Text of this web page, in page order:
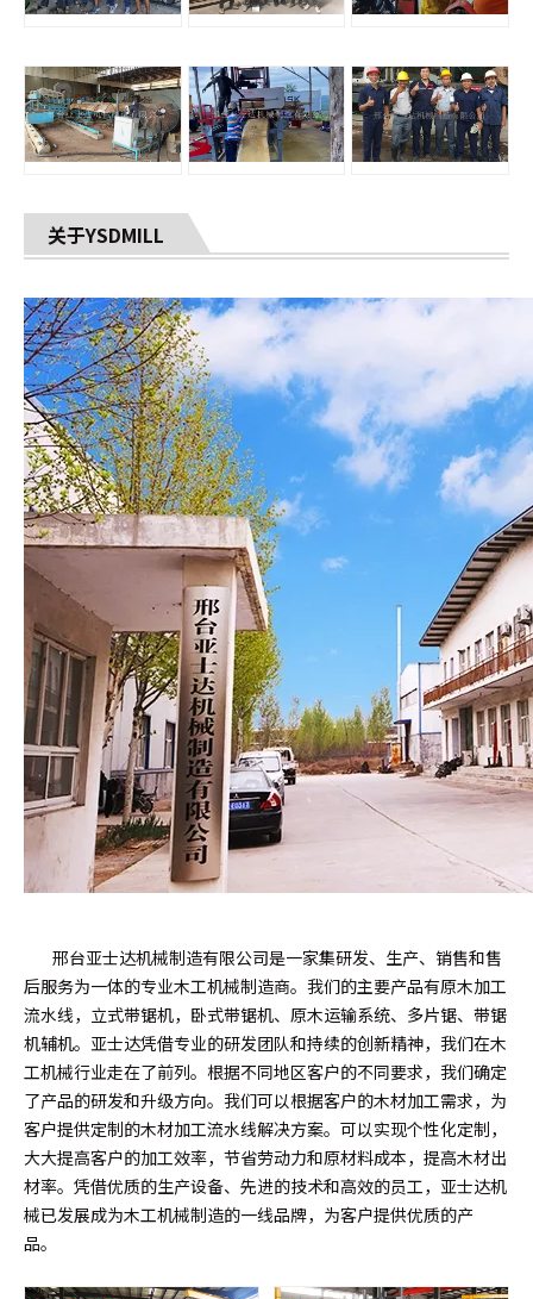
关于YSDMILL
邢台亚士达机械制造有限公司是一家集研发、生产、销售和售
后服务为一体的专业木工机械制造商。我们的主要产品有原木加工
流水线，立式带锯机，卧式带锯机、原木运输系统、多片锯、带锯
机辅机。亚士达凭借专业的研发团队和持续的创新精神，我们在木
工机械行业走在了前列。根据不同地区客户的不同要求，我们确定
了产品的研发和升级方向。我们可以根据客户的木材加工需求，为
客户提供定制的木材加工流水线解决方案。可以实现个性化定制，
大大提高客户的加工效率，节省劳动力和原材料成本，提高木材出
材率。凭借优质的生产设备、先进的技术和高效的员工，亚士达机
械已发展成为木工机械制造的一线品牌，为客户提供优质的产
品。